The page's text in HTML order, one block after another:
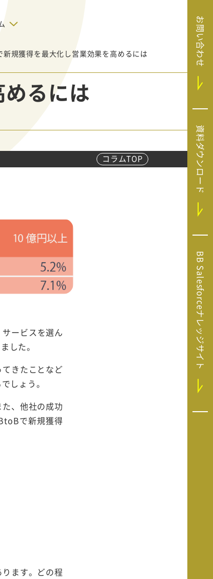
デジタルテクノロジー
導入
経費
（マーケラ
（リ
Clarity
イクロソフト
リティ）
（セ
ルスフォース）
運用支援サー
システムエンジニア
リング
た
業
や
即時可視化と対応迅速化｜フリーウ
新規獲得を最大化し営業効果を高めるには
るには
コラムTOP
ービスを選ん
した。
きたことなど
しょう。
、他社の成功
で新規獲得
ます。どの程
お問い合わせ
資料ダウンロード
BB Salesforceナレッジサイト